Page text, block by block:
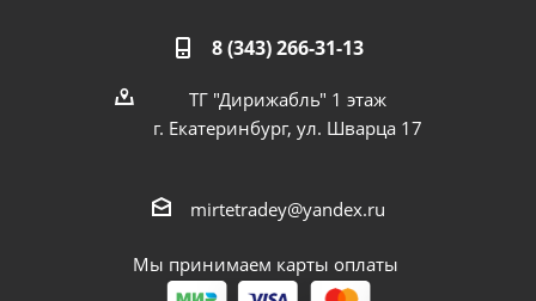
8 (343) 266-31-13
ТГ "Дирижабль" 1 этаж
г. Екатеринбург, ул. Шварца 17
mirtetradey@yandex.ru
Мы принимаем карты оплаты